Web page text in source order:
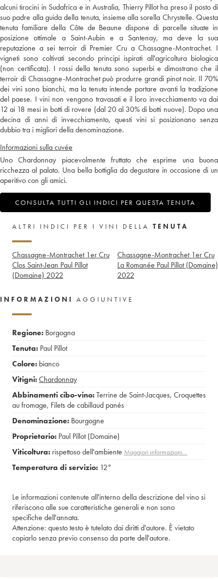
alcuni tirocini in Sudafrica e in Australia, Thierry Pillot ha preso il posto di
suo padre alla guida della tenuta, insieme alla sorella Chrystelle. Questa
tenuta familiare della Côte de Beaune dispone di parcelle situate in
posizione ottimale a Saint-Aubin e a Santenay, ma deve la sua
reputazione a sei terroir di Premier Cru a Chassagne-Montrachet. I
vigneti sono coltivati secondo principi ispirati all'agricoltura biologica
(non certificata). I rossi della tenuta sono superbi e dimostrano che il
terroir di Chassagne-Montrachet può produrre grandi pinot noir. Il 70%
dei vini sono bianchi, ma la tenuta intende portare avanti la tradizione
del paese. I vini non vengono travasati e il loro invecchiamento va dai
12 ai 18 mesi in botti di rovere (dal 20 al 30% di botti nuove). Dopo una
decina di anni di invecchiamento, questi vini si posizionano senza
dubbio tra i migliori della denominazione.
Informazioni sulla cuvée
Uno Chardonnay piacevolmente fruttato che esprime una buona
ricchezza al palato. Una bella bottiglia da degustare in occasione di un
aperitivo con gli amici.
CONSULTA TUTTI GLI INDICI PER QUESTA TENUTA
ALTRI INDICI PER I VINI DELLA TENUTA
Chassagne-Montrachet 1er Cru
Clos Saint-Jean Paul Pillot
(Domaine) 2022
Chassagne-Montrachet 1er Cru
La Romanée Paul Pillot (Domaine)
2022
INFORMAZIONI AGGIUNTIVE
Regione: Borgogna
Tenuta: Paul Pillot
Colore: bianco
Vitigni:Chardonnay
Abbinamenti cibo-vino:Terrine de Saint-Jacques, Croquettes
au fromage, Filets de cabillaud panés
Denominazione: Bourgogne
Proprietario: Paul Pillot (Domaine)
Viticoltura: rispettoso dell'ambiente Maggiori informazioni…
Temperatura di servizio: 12°
Le informazioni contenute all'interno della descrizione del vino si
riferiscono alle sue caratteristiche generali e non sono
specifiche dell'annata.
Attenzione: questo testo è tutelato dai diritti d'autore. È vietato
copiarlo senza previo consenso da parte dell'autore.